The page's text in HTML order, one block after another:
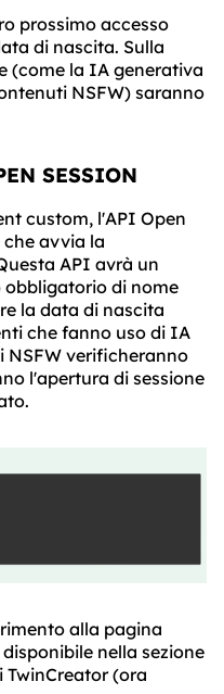
prossimo accesso
di nascita. Sulla
(come la IA generativa
NSFW) saranno
SESSION
custom, l'API Open
che avvia la
API avrà un
di nome
la data di nascita
che fanno uso di IA
verificheranno
l'apertura di sessione
alla pagina
nella sezione
TwinCreator (ora